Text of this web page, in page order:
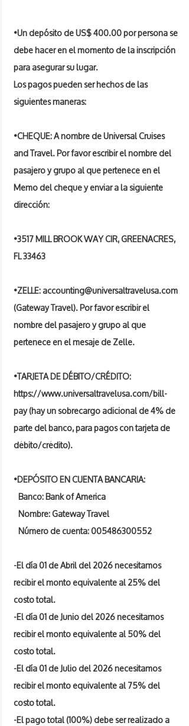
•Un depósito de US$ 400.00 por persona se
debe hacer en el momento de la inscripción
para asegurar su lugar.
Los pagos pueden ser hechos de las
siguientes maneras:
•CHEQUE: A nombre de Universal Cruises
and Travel. Por favor escribir el nombre del
pasajero y grupo al que pertenece en el
Memo del cheque y enviar a la siguiente
dirección:
•3517 MILL BROOK WAY CIR, GREENACRES,
FL 33463
•ZELLE:accounting@universaltravelusa.com
(Gateway Travel). Por favor escribir el
nombre del pasajero y grupo al que
pertenece en el mesaje de Zelle.
•TARJETA DE DÉBITO/CRÉDITO:
https://www.universaltravelusa.com/bill-
pay(hay un sobrecargo adicional de 4% de
parte del banco, para pagos con tarjeta de
débito/crédito).
•DEPÓSITO EN CUENTA BANCARIA:
Banco: Bank of America
Nombre: Gateway Travel
Número de cuenta:005486300552
-El día 01 de Abril del 2026 necesitamos
recibir el monto equivalente al 25% del
costo total.
-El día 01 de Junio del 2026 necesitamos
recibir el monto equivalente al 50% del
costo total.
-El día 01 de Julio del 2026 necesitamos
recibir el monto equivalente al 75% del
costo total.
-El pago total (100%) debe ser realizado a